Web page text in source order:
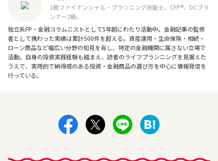
1級ファイナンシャル・プランニング技能士、CFP®、DCプラ
ンナー2級。
独立系FP・金融コラムニストとして5年超にわたり活動中。金融記事の監修
者として携わった実績は累計500件を超える。資産運用・生命保険・相続・
ローン商品など幅広い分野の知見を有し、特定の金融機関に属さない立場で
活動。自身の投資実践経験も踏まえ、読者のライフプランニングを見据えた
うえで、実用的で納得感のある投資・金融商品の選び方を中心に情報発信を
行っている。